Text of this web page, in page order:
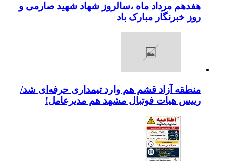
هفدهم مرداد ماه ،سالروز شهاد شهید صارمی و
روز خبرنگار مبارک باد
منطقه آزاد قشم هم وارد تیمداری حرفه‌ای شد/
رییس هیات فوتبال مشهد هم مدیرعامل!